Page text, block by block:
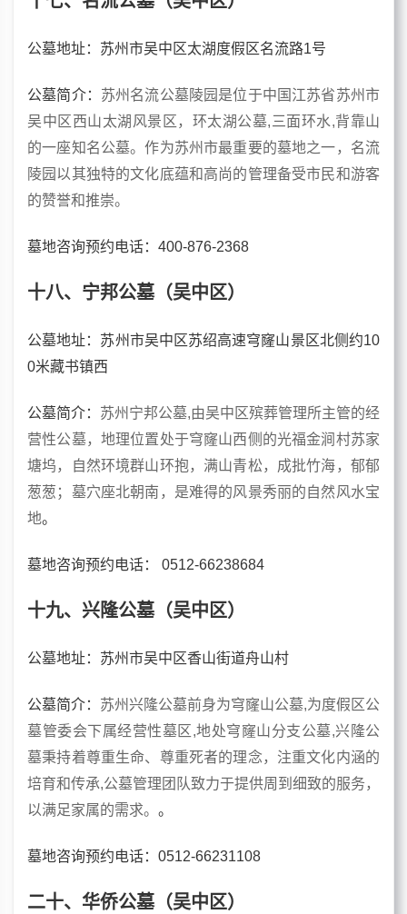
公墓地址：苏州市吴中区太湖度假区名流路1号
公墓简介： 苏州名流公墓陵园是位于中国江苏省苏州市
吴中区西山太湖风景区，环太湖公墓,三面环水,背靠山
的一座知名公墓。作为苏州市最重要的墓地之一，名流
陵园以其独特的文化底蕴和高尚的管理备受市民和游客
的赞誉和推崇。
墓地咨询预约电话：400-876-2368
十八、宁邦公墓（吴中区）
公墓地址：苏州市吴中区苏绍高速穹窿山景区北侧约10
0米藏书镇西
公墓简介： 苏州宁邦公墓,由吴中区殡葬管理所主管的经
营性公墓，地理位置处于穹窿山西侧的光福金涧村苏家
塘坞，自然环境群山环抱，满山青松，成批竹海，郁郁
葱葱；墓穴座北朝南，是难得的风景秀丽的自然风水宝
地。
墓地咨询预约电话： 0512-66238684
十九、兴隆公墓（吴中区）
公墓地址：苏州市吴中区香山街道舟山村
公墓简介： 苏州兴隆公墓前身为穹窿山公墓,为度假区公
墓管委会下属经营性墓区,地处穹窿山分支公墓,兴隆公
墓秉持着尊重生命、尊重死者的理念，注重文化内涵的
培育和传承,公墓管理团队致力于提供周到细致的服务，
以满足家属的需求。 。
墓地咨询预约电话：0512-66231108
二十、华侨公墓（吴中区）